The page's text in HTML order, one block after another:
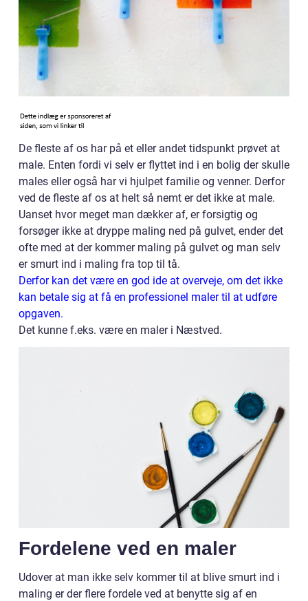
De fleste af os har på et eller andet tidspunkt prøvet at
male. Enten fordi vi selv er flyttet ind i en bolig der skulle
males eller også har vi hjulpet familie og venner. Derfor
ved de fleste af os at helt så nemt er det ikke at male.
Uanset hvor meget man dækker af, er forsigtig og
forsøger ikke at dryppe maling ned på gulvet, ender det
ofte med at der kommer maling på gulvet og man selv
er smurt ind i maling fra top til tå.
Derfor kan det være en god ide at overveje, om det ikke
kan betale sig at få en professionel maler til at udføre
opgaven.
Det kunne f.eks. være en maler i Næstved.
Fordelene ved en maler
Udover at man ikke selv kommer til at blive smurt ind i
maling er der flere fordele ved at benytte sig af en